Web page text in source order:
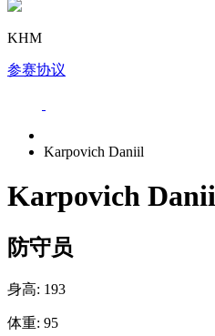
KHM
参赛协议
Karpovich Daniil
Karpovich
防守员
身高: 193
体重: 95